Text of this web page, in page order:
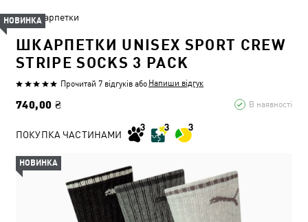
Шкарпетки
ШКАРПЕТКИ UNISEX SPORT CREW
STRIPE SOCKS 3 PACK
Прочитай 7 відгуків або Напиши відгук
740,00 ₴ В наявності
НОВИНКА
ПОКУПКА ЧАСТИНАМИ
НОВИНКА